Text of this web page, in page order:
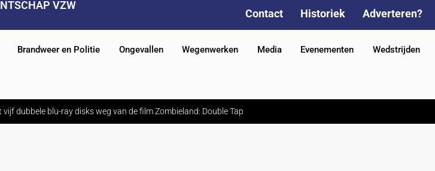
VZW
Contact Historiek Adverteren?
Brandweer en Politie Ongevallen Wegenwerken Media Evenementen Wedstrijden
vijf dubbele blu-ray disks weg van de film Zombieland: Double Tap